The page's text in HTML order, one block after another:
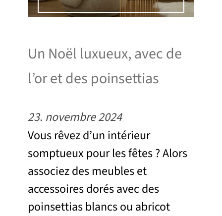
Un Noël luxueux, avec de
l’or et des poinsettias
23. novembre 2024
Vous rêvez d’un intérieur
somptueux pour les fêtes ? Alors
associez des meubles et
accessoires dorés avec des
poinsettias blancs ou abricot